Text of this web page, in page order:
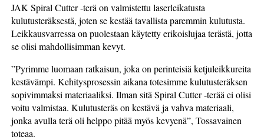
JAK Spiral Cutter -terä on valmistettu laserleikatusta
kulutusteräksestä, joten se kestää tavallista paremmin kulutusta.
Leikkausvarressa on puolestaan käytetty erikoislujaa terästä, jotta
se olisi mahdollisimman kevyt.
”Pyrimme luomaan ratkaisun, joka on perinteisiä ketjuleikkureita
kestävämpi. Kehitysprosessin aikana totesimme kulutusteräksen
sopivimmaksi materiaaliksi. Ilman sitä Spiral Cutter -terää ei olisi
voitu valmistaa. Kulutusteräs on kestävä ja vahva materiaali,
jonka avulla terä oli helppo pitää myös kevyenä”, Tossavainen
toteaa.